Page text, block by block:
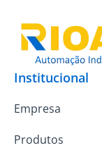
Institucional
Empresa
Produtos